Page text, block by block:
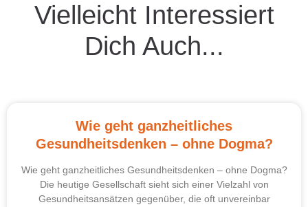
Vielleicht Interessiert
Dich Auch...
Wie geht ganzheitliches
Gesundheitsdenken – ohne Dogma?
Wie geht ganzheitliches Gesundheitsdenken – ohne Dogma?
Die heutige Gesellschaft sieht sich einer Vielzahl von
Gesundheitsansätzen gegenüber, die oft unvereinbar